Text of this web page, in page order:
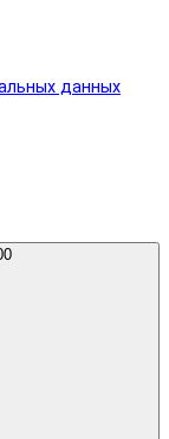
данных
+7 (343) 318-2-800